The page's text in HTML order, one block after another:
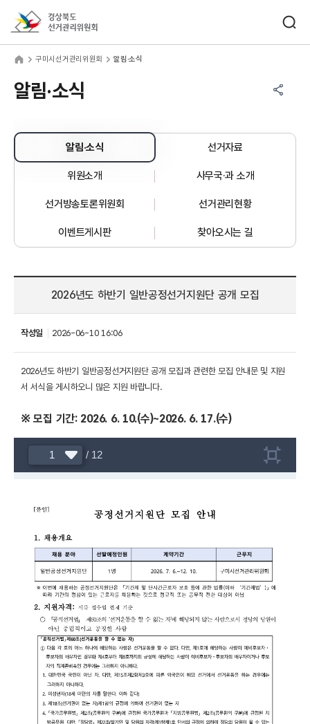
구미시선거관리위원회 알림·소식
알림·소식
알림·소식 선거자료
위원소개 사무국·과 소개
선거방송토론위원회 선거관리현황
이벤트게시판 찾아오시는 길
2026년도 하반기 일반공정선거지원단 공개 모집
작성일 2026-06-10 16:06
2026년도 하반기 일반공정선거지원단 공개 모집과 관련한 모집 안내문 및 지원
서 서식을 게시하오니 많은 지원 바랍니다.
※ 모집 기간: 2026. 6. 10.(수)~2026. 6. 17.(수)